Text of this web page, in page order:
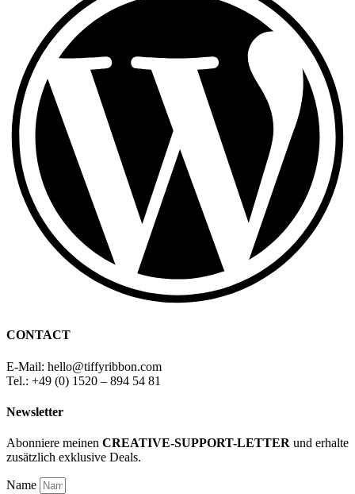
CONTACT
E-Mail: hello@tiffyribbon.com
Tel.: +49 (0) 1520 – 894 54 81
Newsletter
Abonniere meinen CREATIVE-SUPPORT-LETTER und erhalte
zusätzlich exklusive Deals.
Name